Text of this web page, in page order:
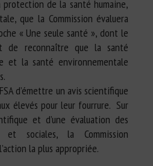
de la santé humaine,
que la Commission évaluera
« Une seule santé », dont le
de reconnaître que la santé
et la santé environnementale
d’émettre un avis scientifique
élevés pour leur fourrure. Sur
et d’une évaluation des
et sociales, la Commission
la plus appropriée.